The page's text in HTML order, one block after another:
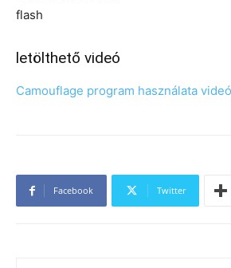
flash
letölthető videó
Camouflage program használata
Facebook Twitter